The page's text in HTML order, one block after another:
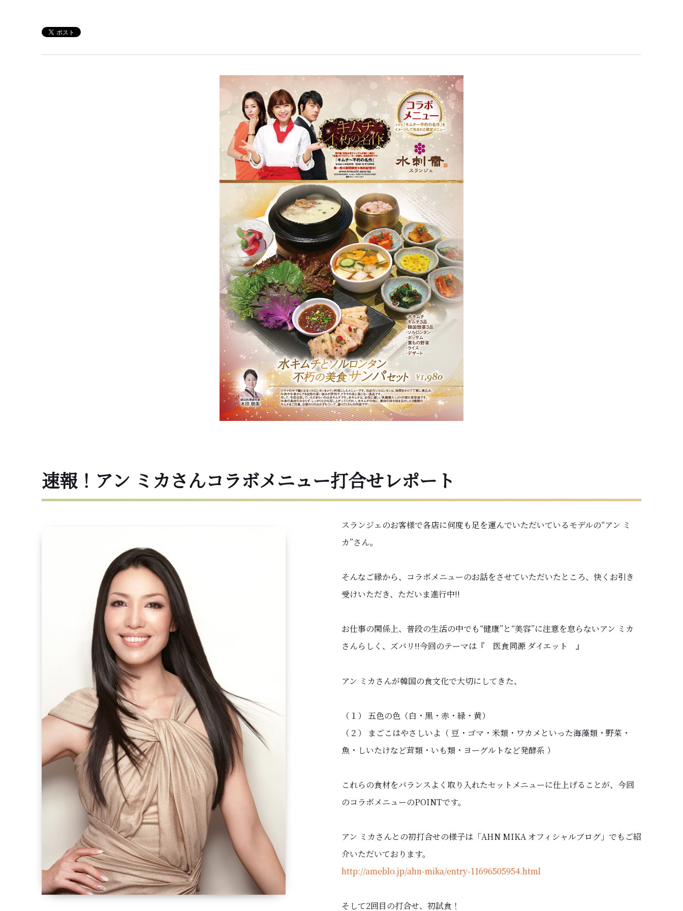
速報！アン ミカさんコラボメニュー打合せレポート
スランジェのお客様で各店に何度も足を運んでいただいているモデルの“アン ミ
カ”さん。
そんなご縁から、コラボメニューのお話をさせていただいたところ、快くお引き
受けいただき、ただいま進行中!!
お仕事の関係上、普段の生活の中でも“健康”と“美容”に注意を怠らないアン ミカ
さんらしく、ズバリ!!今回のテーマは『 医食同源 ダイエット 』
アン ミカさんが韓国の食文化で大切にしてきた、
（１） 五色の色（白・黒・赤・緑・黄）
（２） まごこはやさしいよ（ 豆・ゴマ・米類・ワカメといった海藻類・野菜・
魚・しいたけなど茸類・いも類・ヨーグルトなど発酵系 ）
これらの食材をバランスよく取り入れたセットメニューに仕上げることが、今回
のコラボメニューのPOINTです。
アン ミカさんとの初打合せの様子は「AHN MIKA オフィシャルブログ」でもご紹
介いただいております。
http://ameblo.jp/ahn-mika/entry-11696505954.html
そして2回目の打合せ、初試食！